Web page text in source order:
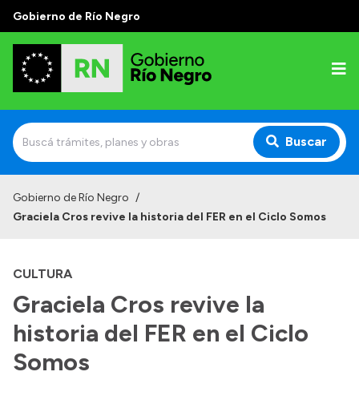
Gobierno de Río Negro
Buscar
Discursos en la Legislatura
Casa de Gobierno
Gobierno de Río Negro /
Graciela Cros revive la historia del FER en el Ciclo Somos
CULTURA
Graciela Cros revive la
historia del FER en el Ciclo
Somos